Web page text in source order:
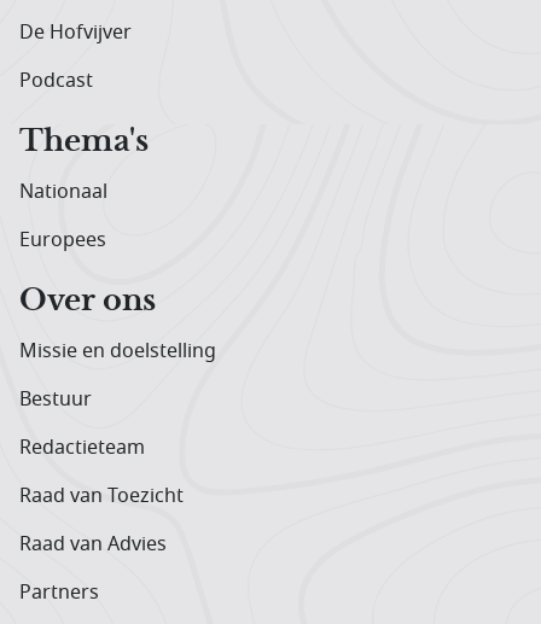
De Hofvijver
Podcast
Thema's
Nationaal
Europees
Over ons
Missie en doelstelling
Bestuur
Redactieteam
Raad van Toezicht
Raad van Advies
Partners